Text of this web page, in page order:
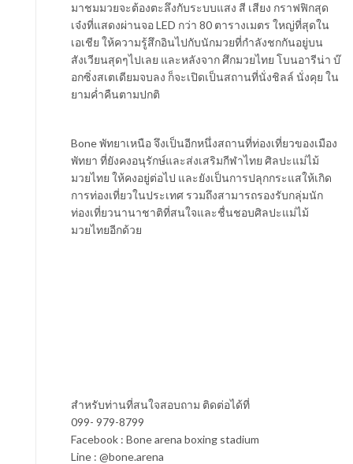
มาชมมวยจะต้องตะลึงกับระบบแสง สี เสียง กราฟฟิกสุด
เจ๋งที่แสดงผ่านจอ LED กว่า 80 ตารางเมตร ใหญ่ที่สุดใน
เอเชีย ให้ความรู้สึกอินไปกับนักมวยที่กำลังชกกันอยู่บน
สังเวียนสุดๆไปเลย และหลังจาก ศึกมวยไทย โบนอารีน่า บ๊
อกซิ่งสเตเดียมจบลง ก็จะเปิดเป็นสถานที่นั่งชิลล์ นั่งคุย ใน
ยามค่ำคืนตามปกติ
Bone พัทยาเหนือ จึงเป็นอีกหนึ่งสถานที่ท่องเที่ยวของเมือง
พัทยา ที่ยังคงอนุรักษ์และส่งเสริมกีฬาไทย ศิลปะแม่ไม้
มวยไทย ให้คงอยู่ต่อไป และยังเป็นการปลุกกระแสให้เกิด
การท่องเที่ยวในประเทศ รวมถึงสามารถรองรับกลุ่มนัก
ท่องเที่ยวนานาชาติที่สนใจและชื่นชอบศิลปะแม่ไม้
มวยไทยอีกด้วย
สำหรับท่านที่สนใจสอบถาม ติดต่อได้ที่
099- 979-8799
Facebook : Bone arena boxing stadium
Line : @bone.arena